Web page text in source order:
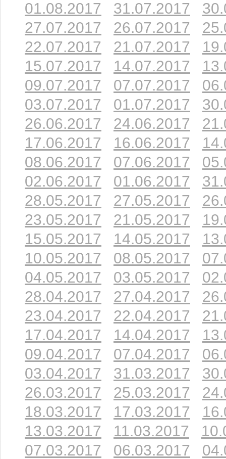
01.08.2017 31.07.2017
27.07.2017
26.07.2017
22.07.2017
21.07.2017
15.07.2017
14.07.2017
09.07.2017
07.07.2017
03.07.2017
01.07.2017
26.06.2017
24.06.2017
17.06.2017
16.06.2017
08.06.2017
07.06.2017
02.06.2017
01.06.2017
28.05.2017
27.05.2017
23.05.2017
21.05.2017
15.05.2017
14.05.2017
10.05.2017
08.05.2017
04.05.2017
03.05.2017
28.04.2017
27.04.2017
23.04.2017
22.04.2017
17.04.2017
14.04.2017
09.04.2017
07.04.2017
03.04.2017
31.03.2017
26.03.2017
25.03.2017
18.03.2017
17.03.2017
13.03.2017
11.03.2017
07.03.2017
06.03.2017